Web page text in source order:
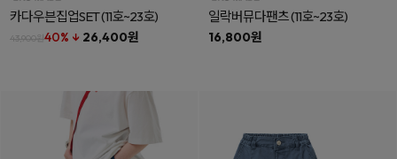
카다우븐집업SET(11호~23호)
43,900원40% ↓ 26,400원
일락버뮤다팬츠(11호~23호)
16,800원